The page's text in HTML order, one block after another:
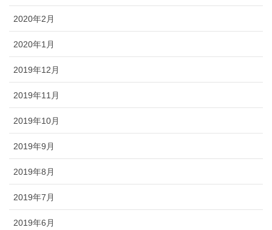
2020年2月
2020年1月
2019年12月
2019年11月
2019年10月
2019年9月
2019年8月
2019年7月
2019年6月